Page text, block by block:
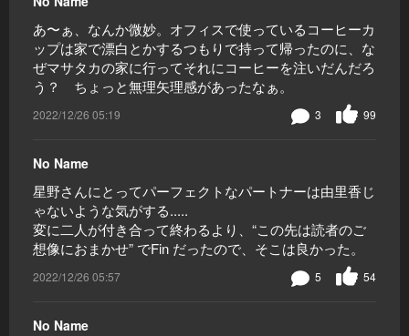
あ〜ぁ、なんか微妙。オフィスで使っているコーヒーカ
ップは家で漂白とかするつもりで持って帰ったのに、な
ぜマサタカの家に行ってそれにコーヒーを注いだんだろ
う？ ちょっと無理矢理感があったなぁ。
2022/12/26 05:19 99
3
No Name
星野さんにとってパーフェクトなパートナーは由里香じ
ゃないような気がする.....
変に二人が付き合って終わるより、“この先は読者のご
想像におまかせ” でFin だったので、そこは良かった。
2022/12/26 05:57 54
5
No Name